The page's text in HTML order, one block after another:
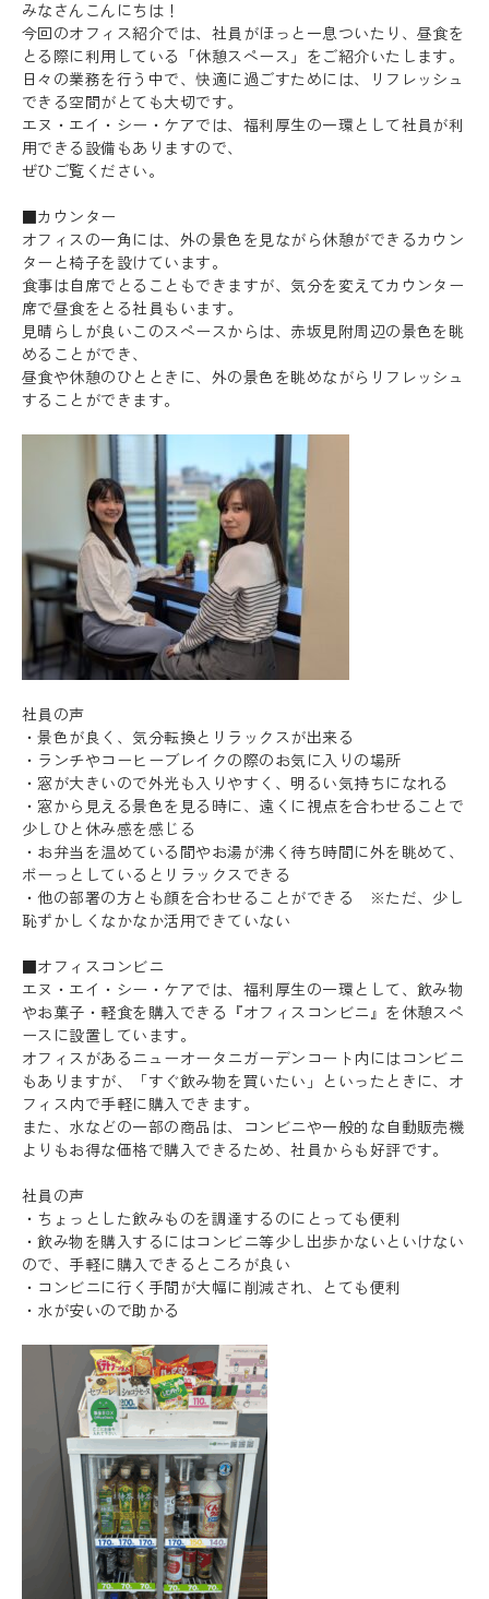
みなさんこんにちは！
今回のオフィス紹介では、社員がほっと一息ついたり、昼食を
とる際に利用している「休憩スペース」をご紹介いたします。
日々の業務を行う中で、快適に過ごすためには、リフレッシュ
できる空間がとても大切です。
エヌ・エイ・シー・ケアでは、福利厚生の一環として社員が利
用できる設備もありますので、
ぜひご覧ください。
■カウンター
オフィスの一角には、外の景色を見ながら休憩ができるカウン
ターと椅子を設けています。
食事は自席でとることもできますが、気分を変えてカウンター
席で昼食をとる社員もいます。
見晴らしが良いこのスペースからは、赤坂見附周辺の景色を眺
めることができ、
昼食や休憩のひとときに、外の景色を眺めながらリフレッシュ
することができます。
社員の声
・景色が良く、気分転換とリラックスが出来る
・ランチやコーヒーブレイクの際のお気に入りの場所
・窓が大きいので外光も入りやすく、明るい気持ちになれる
・窓から見える景色を見る時に、遠くに視点を合わせることで
少しひと休み感を感じる
・お弁当を温めている間やお湯が沸く待ち時間に外を眺めて、
ボーっとしているとリラックスできる
・他の部署の方とも顔を合わせることができる ※ただ、少し
恥ずかしくなかなか活用できていない
■オフィスコンビニ
エヌ・エイ・シー・ケアでは、福利厚生の一環として、飲み物
やお菓子・軽食を購入できる『オフィスコンビニ』を休憩スペ
ースに設置しています。
オフィスがあるニューオータニガーデンコート内にはコンビニ
もありますが、「すぐ飲み物を買いたい」といったときに、オ
フィス内で手軽に購入できます。
また、水などの一部の商品は、コンビニや一般的な自動販売機
よりもお得な価格で購入できるため、社員からも好評です。
社員の声
・ちょっとした飲みものを調達するのにとっても便利
・飲み物を購入するにはコンビニ等少し出歩かないといけない
ので、手軽に購入できるところが良い
・コンビニに行く手間が大幅に削減され、とても便利
・水が安いので助かる